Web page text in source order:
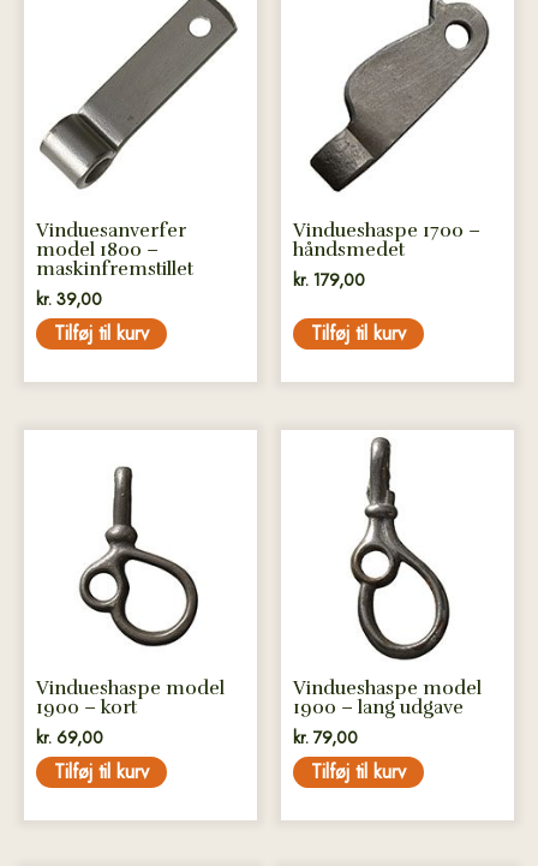
Vinduesanverfer
model 1800 –
maskinfremstillet
kr. 39,00
Tilføj til kurv
Vindueshaspe 1700 –
håndsmedet
kr. 179,00
Tilføj til kurv
Vindueshaspe model
1900 – kort
kr. 69,00
Tilføj til kurv
Vindueshaspe model
1900 – lang udgave
kr. 79,00
Tilføj til kurv